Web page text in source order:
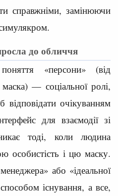
справжніми, замінюючи
до обличчя
«персони» (від
— соціальної ролі,
очікуванням
для взаємодії зі
тоді, коли людина
особистість і цю маску.
або «ідеальної
існування, а все,